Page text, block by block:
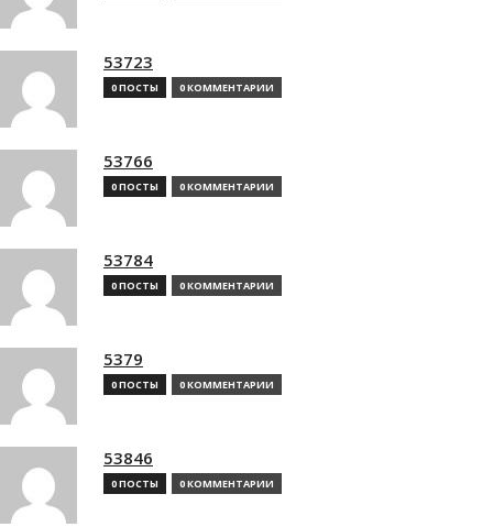
53723
0 ПОСТЫ 0 КОММЕНТАРИИ
53766
0 ПОСТЫ 0 КОММЕНТАРИИ
53784
0 ПОСТЫ 0 КОММЕНТАРИИ
5379
0 ПОСТЫ 0 КОММЕНТАРИИ
53846
0 ПОСТЫ 0 КОММЕНТАРИИ